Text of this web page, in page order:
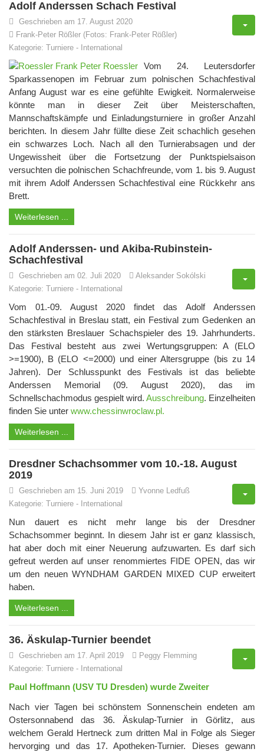
Adolf Anderssen Schach Festival
Geschrieben am 17. August 2020
Frank-Peter Rößler (Fotos: Frank-Peter Rößler)
Kategorie: Turniere - International
Vom 24. Leutersdorfer
Sparkassenopen im Februar zum polnischen Schachfestival
Anfang August war es eine gefühlte Ewigkeit. Normalerweise
könnte man in dieser Zeit über Meisterschaften,
Mannschaftskämpfe und Einladungsturniere in großer Anzahl
berichten. In diesem Jahr füllte diese Zeit schachlich gesehen
ein schwarzes Loch. Nach all den Turnierabsagen und der
Ungewissheit über die Fortsetzung der Punktspielsaison
versuchten die polnischen Schachfreunde, vom 1. bis 9. August
mit ihrem Adolf Anderssen Schachfestival eine Rückkehr ans
Brett.
Weiterlesen ...
Adolf Anderssen- und Akiba-Rubinstein-
Schachfestival
Geschrieben am 02. Juli 2020
Aleksander Sokólski
Kategorie: Turniere - International
Vom 01.-09. August 2020 findet das Adolf Anderssen
Schachfestival in Breslau statt, ein Festival zum Gedenken an
den stärksten Breslauer Schachspieler des 19. Jahrhunderts.
Das Festival besteht aus zwei Wertungsgruppen: A (ELO
>=1900), B (ELO <=2000) und einer Altersgruppe (bis zu 14
Jahren). Der Schlusspunkt des Festivals ist das beliebte
Anderssen Memorial (09. August 2020), das im
Schnellschachmodus gespielt wird. Ausschreibung. Einzelheiten
finden Sie unter www.chessinwroclaw.pl.
Weiterlesen ...
Dresdner Schachsommer vom 10.-18. August
2019
Geschrieben am 15. Juni 2019
Yvonne Ledfuß
Kategorie: Turniere - International
Nun dauert es nicht mehr lange bis der Dresdner
Schachsommer beginnt. In diesem Jahr ist er ganz klassisch,
hat aber doch mit einer Neuerung aufzuwarten. Es darf sich
gefreut werden auf unser renommiertes FIDE OPEN, das wir
um den neuen WYNDHAM GARDEN MIXED CUP erweitert
haben.
Weiterlesen ...
36. Äskulap-Turnier beendet
Geschrieben am 17. April 2019
Peggy Flemming
Kategorie: Turniere - International
Paul Hoffmann (USV TU Dresden) wurde Zweiter
Nach vier Tagen bei schönstem Sonnenschein endeten am
Ostersonnabend das 36. Äskulap-Turnier in Görlitz, aus
welchem Gerald Hertneck zum dritten Mal in Folge als Sieger
hervorging und das 17. Apotheken-Turnier. Dieses gewann